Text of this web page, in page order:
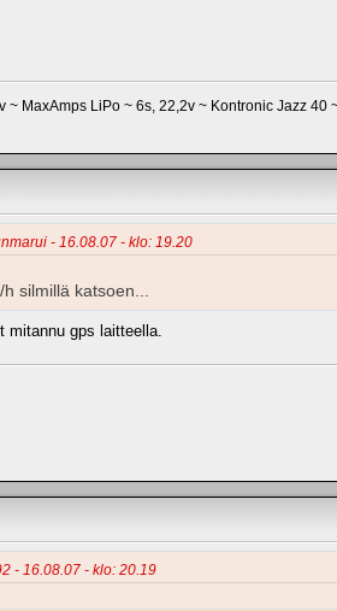
~ MaxAmps LiPo ~ 6s, 22,2v ~ Kontronic Jazz 40
- 16.08.07 - klo: 19.20
silmillä katsoen...
mitannu gps laitteella.
- 16.08.07 - klo: 20.19